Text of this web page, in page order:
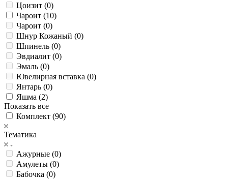
Цоизит (0)
Чароит (10)
Чароит (0)
Шнур Кожаный (0)
Шпинель (0)
Эвдиалит (0)
Эмаль (0)
Ювелирная вставка (0)
Янтарь (0)
Яшма (2)
Показать все
Комплект (90)
Тематика
Ажурные (0)
Амулеты (0)
Бабочка (0)